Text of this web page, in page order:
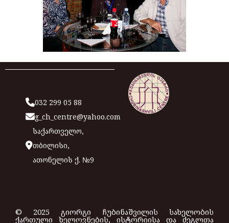
032 299 05 88
g_ch_centre@yahoo.com
საქართველო,
თბილისი,
ათონელის ქ. №9
© 2025 გიორგი ჩუბინაშვილის სახელობის
ქართული ხელოვნების, ისტორიისა და ძეგლთა